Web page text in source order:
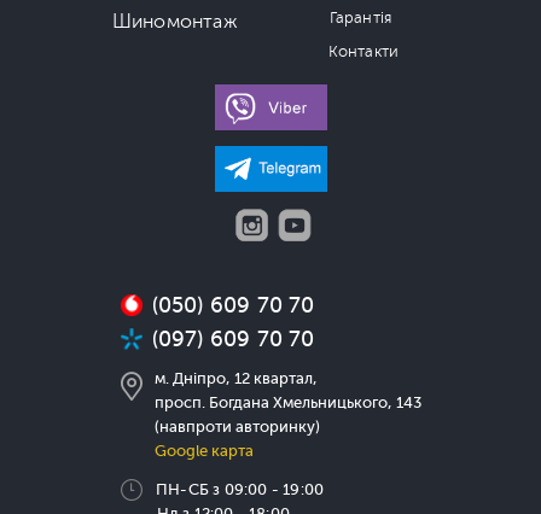
Шиномонтаж
Гарантія
Контакти
(050) 609 70 70
(097) 609 70 70
м. Дніпро, 12 квартал,
просп. Богдана Хмельницького, 143
(навпроти авторинку)
Google карта
ПН-СБ з 09:00 - 19:00